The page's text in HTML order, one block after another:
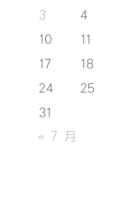
3
4
10
11
17
18
24
25
31
« 7 月